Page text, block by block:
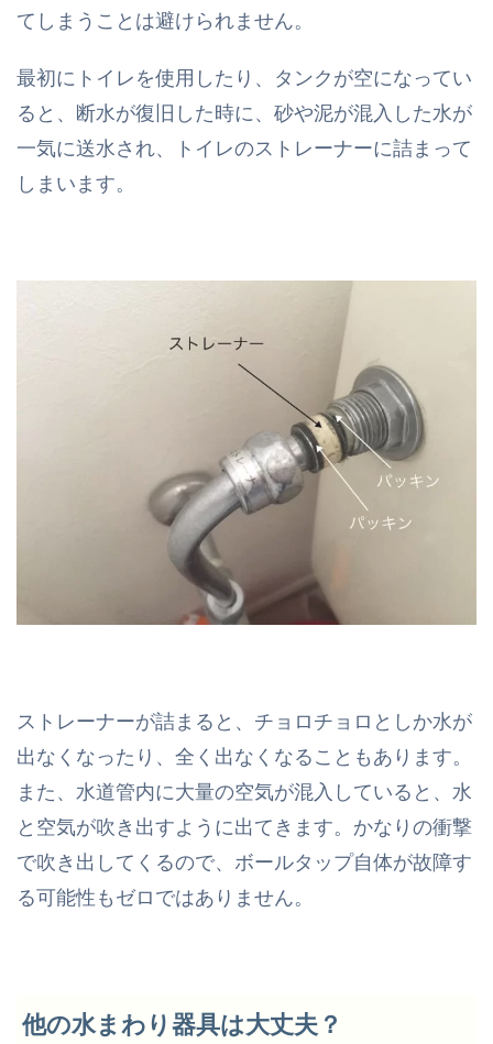
てしまうことは避けられません。
最初にトイレを使用したり、タンクが空になってい
ると、断水が復旧した時に、砂や泥が混入した水が
一気に送水され、トイレのストレーナーに詰まって
しまいます。
ストレーナーが詰まると、チョロチョロとしか水が
出なくなったり、全く出なくなることもあります。
また、水道管内に大量の空気が混入していると、水
と空気が吹き出すように出てきます。かなりの衝撃
で吹き出してくるので、ボールタップ自体が故障す
る可能性もゼロではありません。
他の水まわり器具は大丈夫？